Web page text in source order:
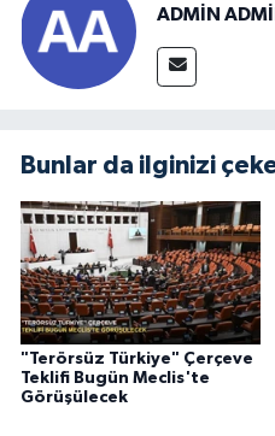
ADMİN
Bunlar da ilginizi
"Terörsüz Türkiye" Çerçeve
Teklifi Bugün Meclis'te
Görüşülecek